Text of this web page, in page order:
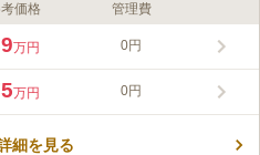
美しく、四季折々の風景が楽しめる安
、近くの美術館通りには多くの店舗が
。 お墓は全て、年間管理費や寄付金
の掃除と管理は全て霊園と寺で行い
価格 管理費
万円 0円
万円 0円
細を見る